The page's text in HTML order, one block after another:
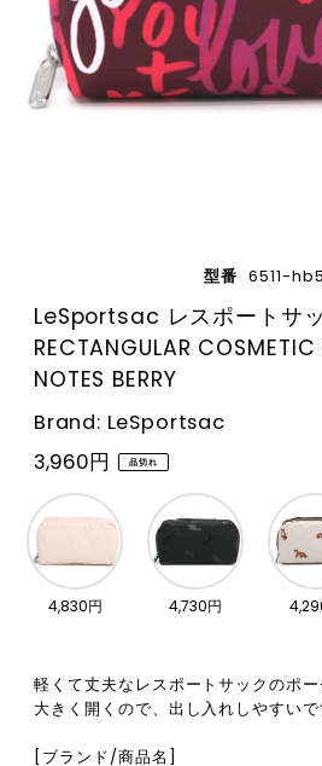
型番 6511-
LeSportsac レスポートサ
RECTANGULAR
NOTES BERRY
Brand: LeSportsac
3,960円 品切れ
4,830円 4,730円
軽くて丈夫なレスポートサックのポー
大きく開くので、出し入れしやすいで
[ブランド/商品名]